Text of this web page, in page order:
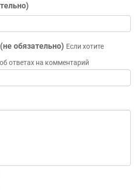
обязательно) Если хотите
ответах на комментарий